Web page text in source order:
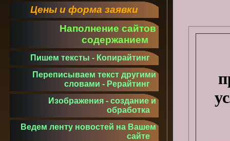
Цены и форма заявки
Наполнение сайтов
содержанием
Пишем тексты - Копирайтинг
Переписываем текст другими
словами - Рерайтинг
Изображения - создание и
обработка
Ведем ленту новостей на Вашем
сайте